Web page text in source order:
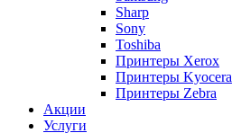
Sharp
Sony
Toshiba
Принтеры Xerox
Принтеры Kyocera
Принтеры Zebra
Акции
Услуги